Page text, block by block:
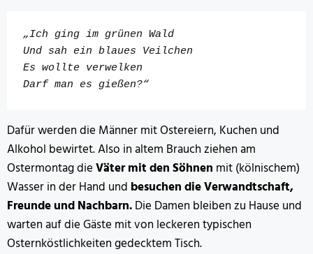
„Ich ging im grünen Wald
Und sah ein blaues Veilchen
Es wollte verwelken
Darf man es gießen?“
Dafür werden die Männer mit Ostereiern, Kuchen und
Alkohol bewirtet. Also in altem Brauch ziehen am
Ostermontag dieVäter mit den Söhnen mit (kölnischem)
Wasser in der Hand und besuchen die Verwandtschaft,
Freunde und Nachbarn.Die Damen bleiben zu Hause und
warten auf die Gäste mit von leckeren typischen
Osternköstlichkeiten gedecktem Tisch.